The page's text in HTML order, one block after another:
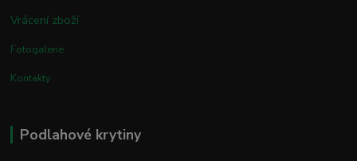
Vrácení zboží
Fotogalerie
Kontakty
Podlahové krytiny